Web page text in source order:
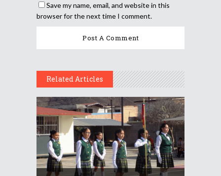
Save my name, email, and website in this
browser for the next time I comment.
Related Articles